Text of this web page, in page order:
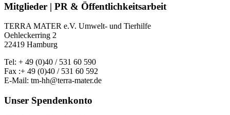
Mitglieder | PR & Öffentlichkeitsarbeit
TERRA MATER e.V. Umwelt- und Tierhilfe
Oehleckerring 2
22419 Hamburg
Tel: + 49 (0)40 / 531 60 590
Fax :+ 49 (0)40 / 531 60 592
E-Mail: tm-hh@terra-mater.de
Unser Spendenkonto